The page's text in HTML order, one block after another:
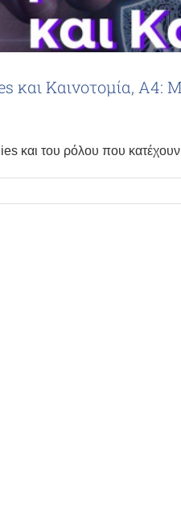
και Καινοτομία,
και του ρόλου που κατέχουν